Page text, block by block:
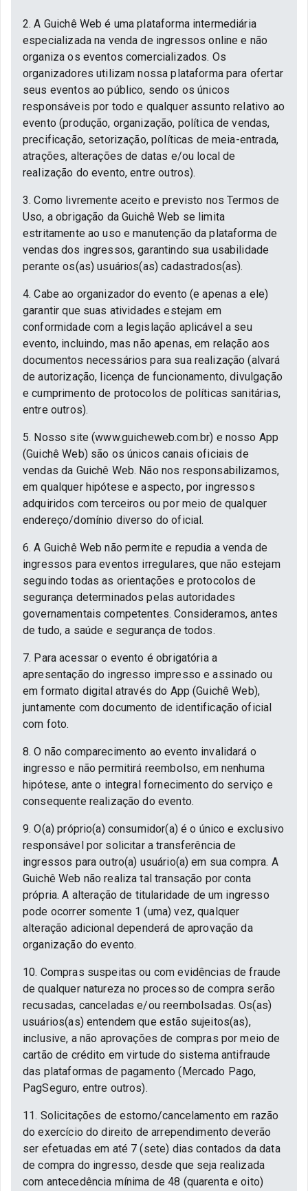
2. A Guichê Web é uma plataforma intermediária
especializada na venda de ingressos online e não
organiza os eventos comercializados. Os
organizadores utilizam nossa plataforma para ofertar
seus eventos ao público, sendo os únicos
responsáveis por todo e qualquer assunto relativo ao
evento (produção, organização, política de vendas,
precificação, setorização, políticas de meia-entrada,
atrações, alterações de datas e/ou local de
realização do evento, entre outros).
3. Como livremente aceito e previsto nos Termos de
Uso, a obrigação da Guichê Web se limita
estritamente ao uso e manutenção da plataforma de
vendas dos ingressos, garantindo sua usabilidade
perante os(as) usuários(as) cadastrados(as).
4. Cabe ao organizador do evento (e apenas a ele)
garantir que suas atividades estejam em
conformidade com a legislação aplicável a seu
evento, incluindo, mas não apenas, em relação aos
documentos necessários para sua realização (alvará
de autorização, licença de funcionamento, divulgação
e cumprimento de protocolos de políticas sanitárias,
entre outros).
5. Nosso site (www.guicheweb.com.br) e nosso App
(Guichê Web) são os únicos canais oficiais de
vendas da Guichê Web. Não nos responsabilizamos,
em qualquer hipótese e aspecto, por ingressos
adquiridos com terceiros ou por meio de qualquer
endereço/domínio diverso do oficial.
6. A Guichê Web não permite e repudia a venda de
ingressos para eventos irregulares, que não estejam
seguindo todas as orientações e protocolos de
segurança determinados pelas autoridades
governamentais competentes. Consideramos, antes
de tudo, a saúde e segurança de todos.
7. Para acessar o evento é obrigatória a
apresentação do ingresso impresso e assinado ou
em formato digital através do App (Guichê Web),
juntamente com documento de identificação oficial
com foto.
8. O não comparecimento ao evento invalidará o
ingresso e não permitirá reembolso, em nenhuma
hipótese, ante o integral fornecimento do serviço e
consequente realização do evento.
9. O(a) próprio(a) consumidor(a) é o único e exclusivo
responsável por solicitar a transferência de
ingressos para outro(a) usuário(a) em sua compra. A
Guichê Web não realiza tal transação por conta
própria. A alteração de titularidade de um ingresso
pode ocorrer somente 1 (uma) vez, qualquer
alteração adicional dependerá de aprovação da
organização do evento.
10. Compras suspeitas ou com evidências de fraude
de qualquer natureza no processo de compra serão
recusadas, canceladas e/ou reembolsadas. Os(as)
usuários(as) entendem que estão sujeitos(as),
inclusive, a não aprovações de compras por meio de
cartão de crédito em virtude do sistema antifraude
das plataformas de pagamento (Mercado Pago,
PagSeguro, entre outros).
11. Solicitações de estorno/cancelamento em razão
do exercício do direito de arrependimento deverão
ser efetuadas em até 7 (sete) dias contados da data
de compra do ingresso, desde que seja realizada
com antecedência mínima de 48 (quarenta e oito)